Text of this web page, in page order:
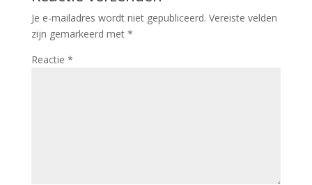
Je e-mailadres wordt niet gepubliceerd. Vereiste velden
zijn gemarkeerd met *
Reactie *